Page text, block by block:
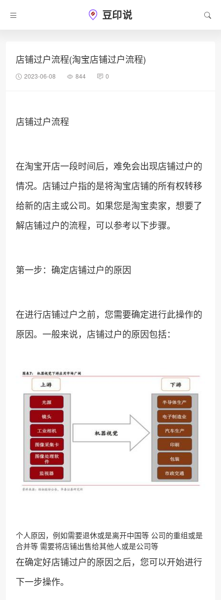
豆印说
店铺过户流程(淘宝店铺过户流程)
2023-06-08 844 0
店铺过户流程
在淘宝开店一段时间后，难免会出现店铺过户的
情况。店铺过户指的是将淘宝店铺的所有权转移
给新的店主或公司。如果您是淘宝卖家，想要了
解店铺过户的流程，可以参考以下步骤。
第一步：确定店铺过户的原因
在进行店铺过户之前，您需要确定进行此操作的
原因。一般来说，店铺过户的原因包括：
个人原因，例如需要退休或是离开中国等 公司的重组或是
合并等 需要将店铺出售给其他人或是公司等
在确定好店铺过户的原因之后，您可以开始进行
下一步操作。